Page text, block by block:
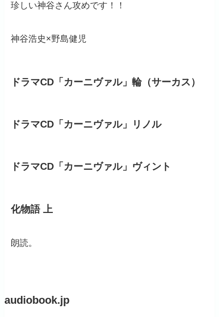
珍しい神谷さん攻めです！！
神谷浩史×野島健児
ドラマCD「カーニヴァル」輪（サーカス）
ドラマCD「カーニヴァル」リノル
ドラマCD「カーニヴァル」ヴィント
化物語 上
朗読。
audiobook.jp